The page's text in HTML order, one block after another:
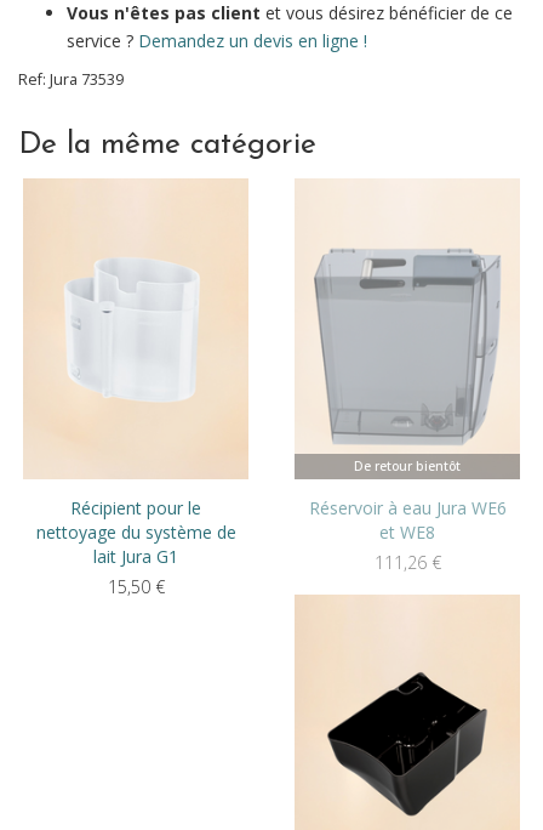
Vous n'êtes pas client et vous désirez bénéficier de ce
service ? Demandez un devis en ligne !
Ref: Jura 73539
De la même catégorie
Récipient pour le
nettoyage du système de
lait Jura G1
15,50 €
De retour bientôt
Réservoir à eau Jura WE6
et WE8
111,26 €